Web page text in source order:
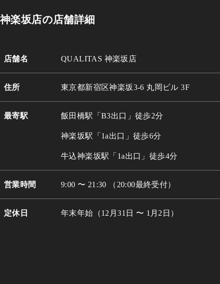
神楽坂店の店舗詳細
店舗名 QUALITAS 神楽坂店
住所 東京都新宿区神楽坂3-6 丸岡ビル 3F
最寄駅 飯田橋駅「B3出口」徒歩2分
神楽坂駅「1a出口」徒歩6分
牛込神楽坂駅「1a出口」徒歩4分
営業時間 9:00 〜 21:30 （20:00最終受付）
定休日 年末年始（12月31日 〜 1月2日）